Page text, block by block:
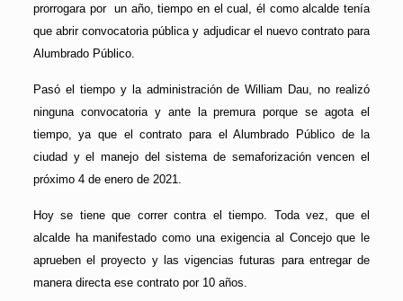
prorrogara por un año, tiempo en el cual, él como alcalde tenía
que abrir convocatoria pública y adjudicar el nuevo contrato para
Alumbrado Público.
Pasó el tiempo y la administración de William Dau, no realizó
ninguna convocatoria y ante la premura porque se agota el
tiempo, ya que el contrato para el Alumbrado Público de la
ciudad y el manejo del sistema de semaforización vencen el
próximo 4 de enero de 2021.
Hoy se tiene que correr contra el tiempo. Toda vez, que el
alcalde ha manifestado como una exigencia al Concejo que le
aprueben el proyecto y las vigencias futuras para entregar de
manera directa ese contrato por 10 años.